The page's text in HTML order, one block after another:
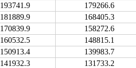
193741.9
179266.6
181889.9
168405.3
170839.9
158272.6
160532.5
148815.1
150913.4
139983.7
141932.3
131733.2